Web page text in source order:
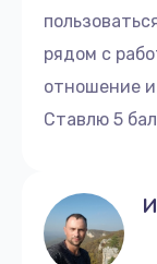
рядом с
отношение
Ставлю 5